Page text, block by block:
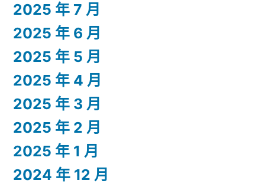
2025 年 7 月
2025 年 6 月
2025 年 5 月
2025 年 4 月
2025 年 3 月
2025 年 2 月
2025 年 1 月
2024 年 12 月